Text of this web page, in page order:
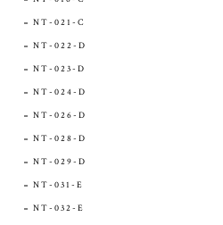
NT-021-C
NT-022-D
NT-023-D
NT-024-D
NT-026-D
NT-028-D
NT-029-D
NT-031-E
NT-032-E